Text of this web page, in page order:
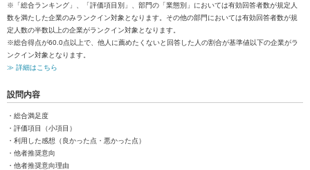
※「総合ランキング」、「評価項目別」、部門の「業態別」においては有効回答者数が規定人
数を満たした企業のみランクイン対象となります。その他の部門においては有効回答者数が規
定人数の半数以上の企業がランクイン対象となります。
※総合得点が60.0点以上で、他人に薦めたくないと回答した人の割合が基準値以下の企業がラ
ンクイン対象となります。
≫ 詳細はこちら
設問内容
・総合満足度
・評価項目（小項目）
・利用した感想（良かった点・悪かった点）
・他者推奨意向
・他者推奨意向理由